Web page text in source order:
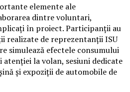
elemente ale
dintre voluntari,
în proiect. Participanții au
realizate de reprezentanții ISU
simulează efectele consumului
atenției la volan, sesiuni dedicate
și expoziții de automobile de